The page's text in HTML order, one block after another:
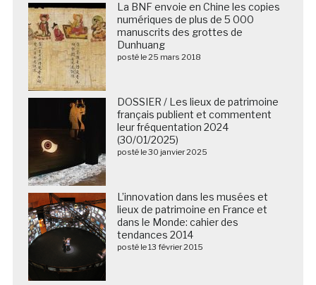
La BNF envoie en Chine les copies
numériques de plus de 5 000
manuscrits des grottes de
Dunhuang
posté le 25 mars 2018
DOSSIER / Les lieux de patrimoine
français publient et commentent
leur fréquentation 2024
(30/01/2025)
posté le 30 janvier 2025
L’innovation dans les musées et
lieux de patrimoine en France et
dans le Monde: cahier des
tendances 2014
posté le 13 février 2015